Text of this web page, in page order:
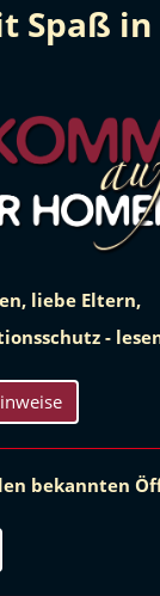
Spaß
liebe Eltern,
-
bekannten